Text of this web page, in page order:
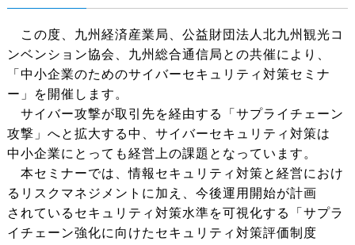
この度、九州経済産業局、公益財団法人北九州観光コ
ンベンション協会、九州総合通信局との共催により、
「中小企業のためのサイバーセキュリティ対策セミナ
ー」を開催します。
サイバー攻撃が取引先を経由する「サプライチェーン
攻撃」へと拡大する中、サイバーセキュリティ対策は
中小企業にとっても経営上の課題となっています。
本セミナーでは、情報セキュリティ対策と経営におけ
るリスクマネジメントに加え、今後運用開始が計画
されているセキュリティ対策水準を可視化する「サプラ
イチェーン強化に向けたセキュリティ対策評価制度